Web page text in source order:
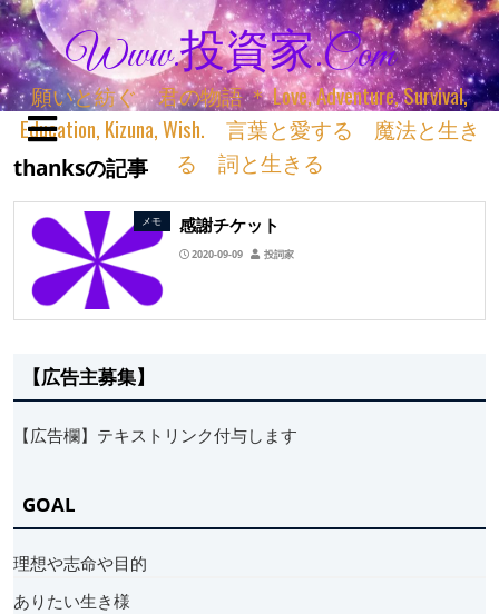
Www.投資家.com
願いと紡ぐ 君の物語 ＊ Love, Adventure, Survival,
Education, Kizuna, Wish. 言葉と愛する 魔法と生き
る 詞と生きる
thanksの記事
メモ 感謝チケット
2020-09-09 投詞家
【広告主募集】
【広告欄】テキストリンク付与します
GOAL
理想や志命や目的
ありたい生き様